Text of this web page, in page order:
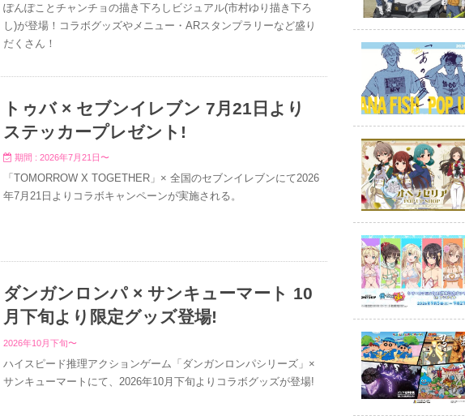
ぽんぽことチャンチョの描き下ろしビジュアル(市村ゆり描き下ろ
し)が登場！コラボグッズやメニュー・ARスタンプラリーなど盛り
だくさん！
トゥバ × セブンイレブン 7月21日より
ステッカープレゼント!
期間 : 2026年7月21日〜
「TOMORROW X TOGETHER」× 全国のセブンイレブンにて2026
年7月21日よりコラボキャンペーンが実施される。
ダンガンロンパ × サンキューマート 10
月下旬より限定グッズ登場!
2026年10月下旬〜
ハイスピード推理アクションゲーム「ダンガンロンパシリーズ」×
サンキューマートにて、2026年10月下旬よりコラボグッズが登場!